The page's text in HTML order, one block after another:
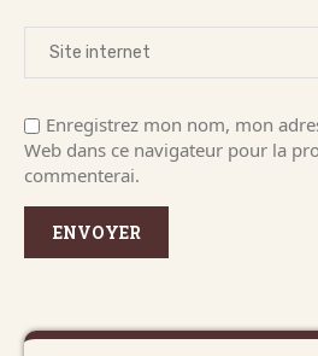
Enregistrez mon nom, mon
Web dans ce navigateur pour la
commenterai.